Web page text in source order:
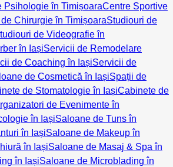
Psihologie în TimișoaraCentre Sportive
Chirurgie în TimișoaraStudiouri de
de Videografie în
în IașiServicii de Remodelare
de Coaching în IașiServicii de
de Cosmetică în IașiSpații de
de Stomatologie în IașiCabinete de
de Evenimente în
în IașiSaloane de Tuns în
în IașiSaloane de Makeup în
în IașiSaloane de Masaj & Spa în
în IașiSaloane de Microblading în